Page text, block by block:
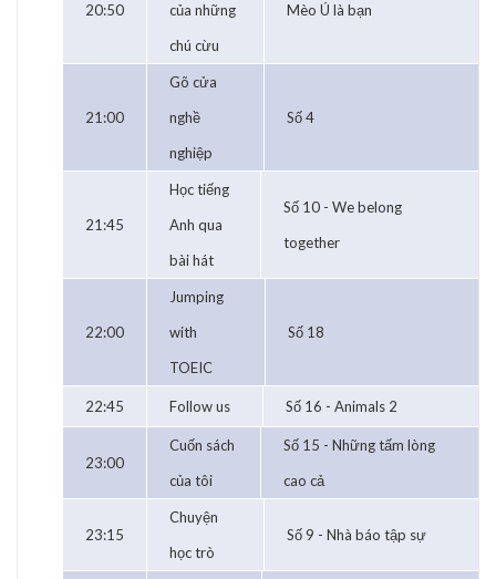
20:50
của những
chú cừu
Mèo Ú là bạn
21:00
Gõ cửa
nghề
nghiệp
Số 4
21:45
Học tiếng
Anh qua
bài hát
Số 10 - We belong
together
22:00
Jumping
with
TOEIC
Số 18
22:45 Follow us Số 16 - Animals 2
23:00
Cuốn sách
của tôi
Số 15 - Những tấm lòng
cao cả
23:15
Chuyện
học trò
Số 9 - Nhà báo tập sự